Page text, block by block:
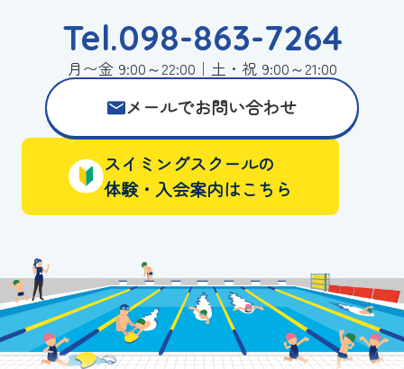
Tel.098-863-7264
月〜金 9:00～22:00｜土・祝 9:00～21:00
メールでお問い合わせ
スイミングスクールの
体験・入会案内はこちら